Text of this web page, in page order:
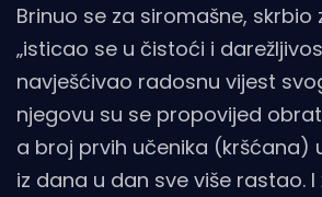
Brinuo se za siromašne, skrbio
„isticao se u čistoći i
navješćivao radosnu vijest
njegovu su se propovijed
a broj prvih učenika (kršćana)
iz dana u dan sve više rastao. I